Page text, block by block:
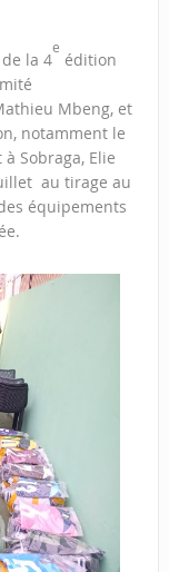
la 4
e
édition
Mbeng, et
notamment le
Sobraga, Elie
au tirage au
équipements